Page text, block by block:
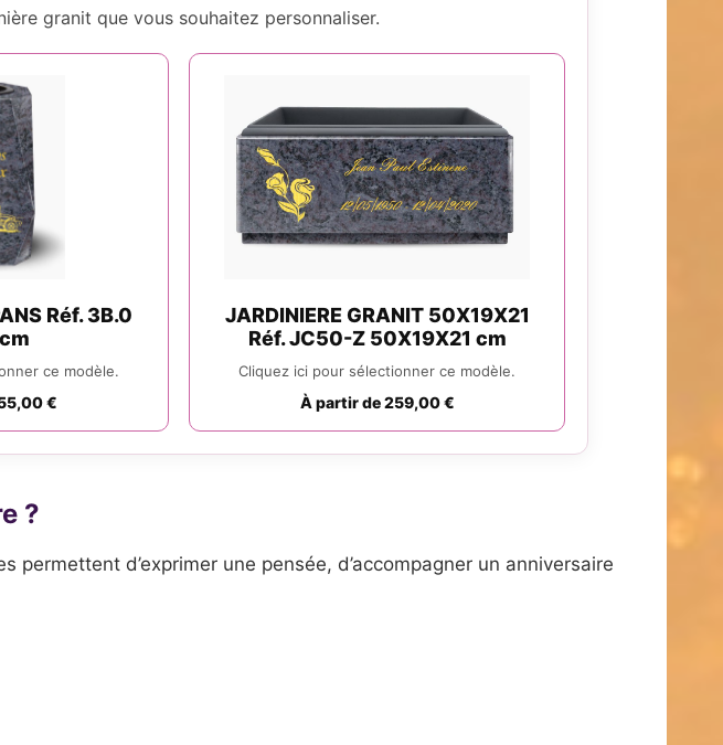
granit que vous souhaitez personnaliser.
Réf. 3B.0
ce modèle.
€
JARDINIERE GRANIT 50X19X21
Réf. JC50-Z 50X19X21 cm
Cliquez ici pour sélectionner ce modèle.
À partir de 259,00 €
?
d’exprimer une pensée, d’accompagner un anniversaire